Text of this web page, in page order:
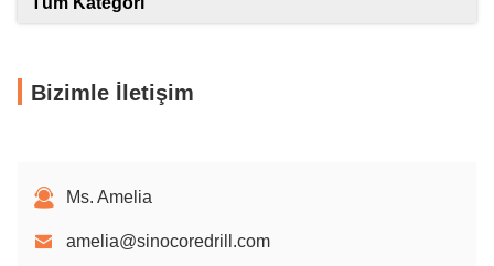
Bizimle İletişim
Ms. Amelia
amelia@sinocoredrill.com